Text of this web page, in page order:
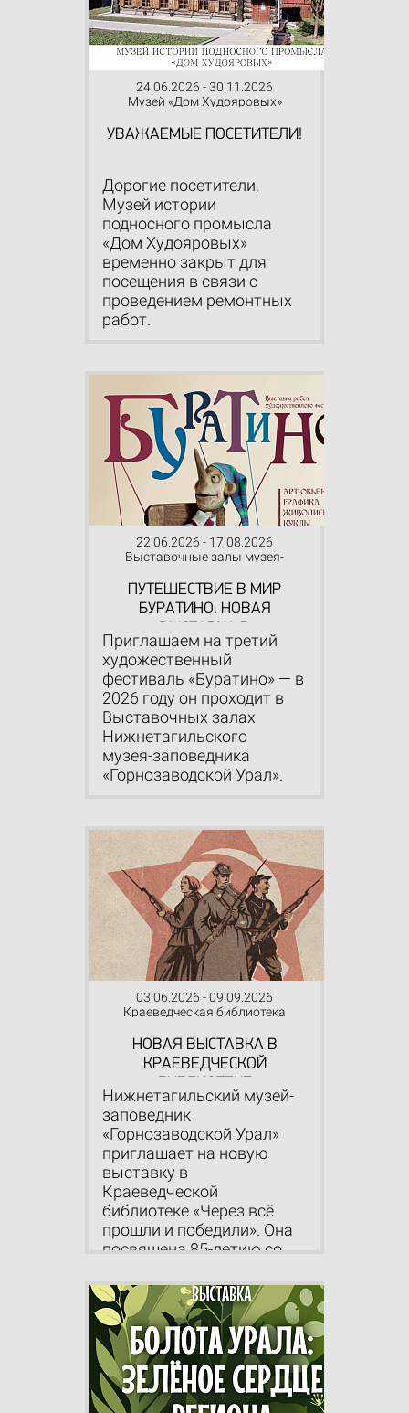
24.06.2026 - 30.11.2026
Музей «Дом Худояровых»
УВАЖАЕМЫЕ ПОСЕТИТЕЛИ!
Дорогие посетители,
Музей истории
подносного промысла
«Дом Худояровых»
временно закрыт для
посещения в связи с
проведением ремонтных
работ.
22.06.2026 - 17.08.2026
Выставочные залы музея-
ПУТЕШЕСТВИЕ В МИР
БУРАТИНО. НОВАЯ
МУЗЕЕ‑ЗАПОВЕДНИКЕ
Приглашаем на третий
художественный
фестиваль «Буратино» — в
2026 году он проходит в
Выставочных залах
Нижнетагильского
музея‑заповедника
«Горнозаводской Урал».
03.06.2026 - 09.09.2026
Краеведческая библиотека
НОВАЯ ВЫСТАВКА В
КРАЕВЕДЧЕСКОЙ
Нижнетагильский музей-
заповедник
«Горнозаводской Урал»
приглашает на новую
выставку в
Краеведческой
библиотеке «Через всё
прошли и победили». Она
посвящена 85-летию со